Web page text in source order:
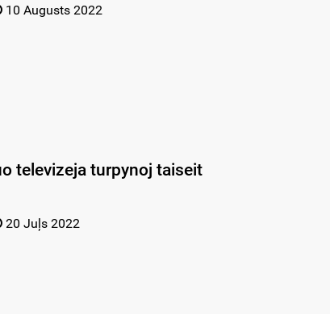
10 Augusts 2022
televizeja turpynoj taiseit
20 Juļs 2022